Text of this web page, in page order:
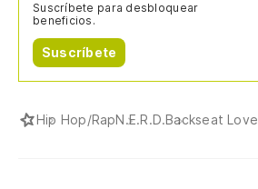
Suscríbete para desbloquear
beneficios.
Suscríbete
Hip Hop/RapN.E.R.D.Backseat Love